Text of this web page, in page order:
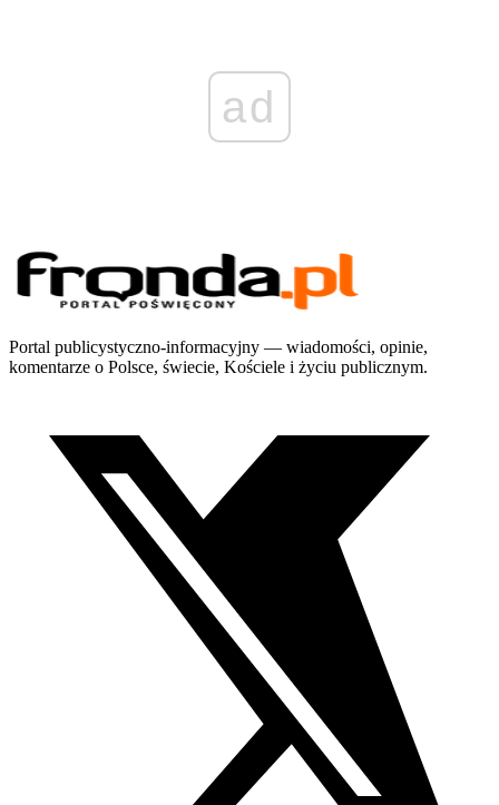
ad
Portal publicystyczno-informacyjny — wiadomości, opinie,
komentarze o Polsce, świecie, Kościele i życiu publicznym.